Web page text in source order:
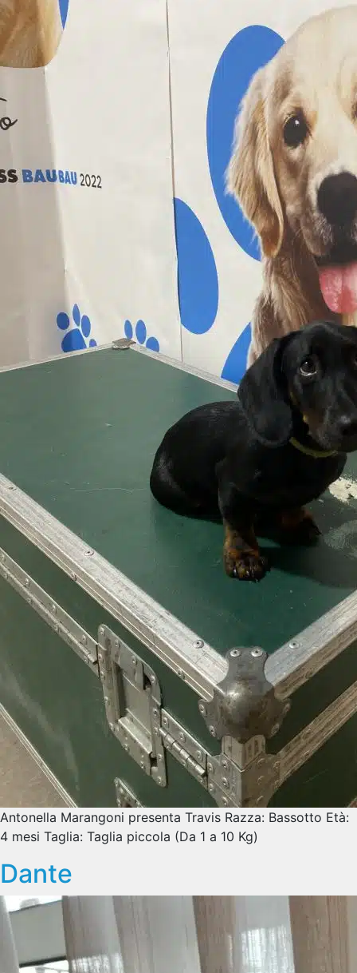
Antonella Marangoni presenta Travis Razza: Bassotto Età:
4 mesi Taglia: Taglia piccola (Da 1 a 10 Kg)
Dante